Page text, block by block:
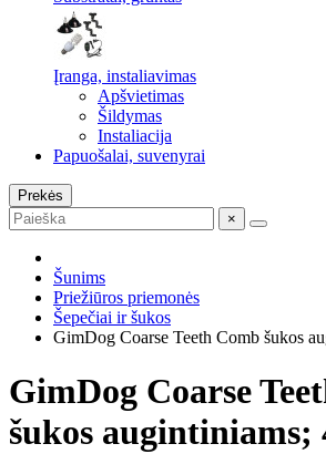
Įranga, instaliavimas
Apšvietimas
Šildymas
Instaliacija
Papuošalai, suvenyrai
Prekės
×
Šunims
Priežiūros priemonės
Šepečiai ir šukos
GimDog Coarse Teeth Comb šukos
GimDog Coarse
šukos augintiniams;